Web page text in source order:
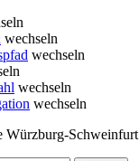
wechseln
wechseln
wechseln
wechseln
Würzburg-Schweinfurt